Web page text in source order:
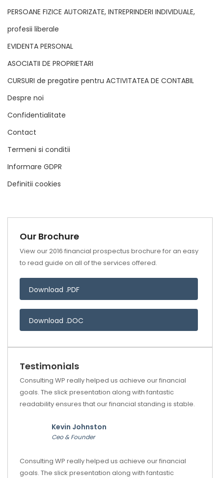
PERSOANE FIZICE AUTORIZATE, INTREPRINDERI INDIVIDUALE,
profesii liberale
EVIDENTA PERSONAL
ASOCIATII DE PROPRIETARI
CURSURI de pregatire pentru ACTIVITATEA DE CONTABIL
Despre noi
Confidentialitate
Contact
Termeni si conditii
Informare GDPR
Definitii cookies
Our Brochure
View our 2016 financial prospectus brochure for an easy
to read guide on all of the services offered.
Download .PDF
Download .DOC
Testimonials
Consulting WP really helped us achieve our financial
goals. The slick presentation along with fantastic
readability ensures that our financial standing is stable.
Kevin Johnston
Ceo & Founder
Consulting WP really helped us achieve our financial
goals. The slick presentation along with fantastic